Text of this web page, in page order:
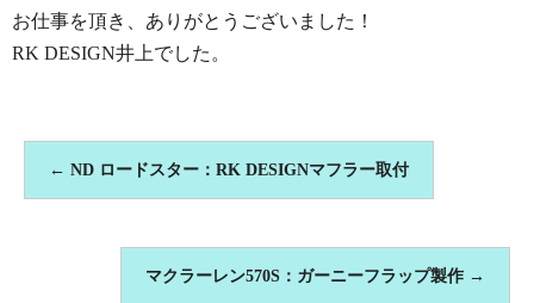
お仕事を頂き、ありがとうございました！
RK DESIGN井上でした。
← ND ロードスター：RK DESIGNマフラー取付
マクラーレン570S：ガーニーフラップ製作 →